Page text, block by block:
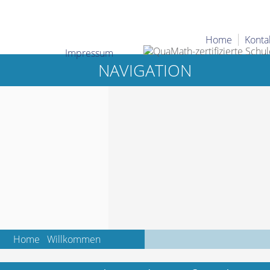
Home
Impressum
NAVIGATION
Home Willkommen